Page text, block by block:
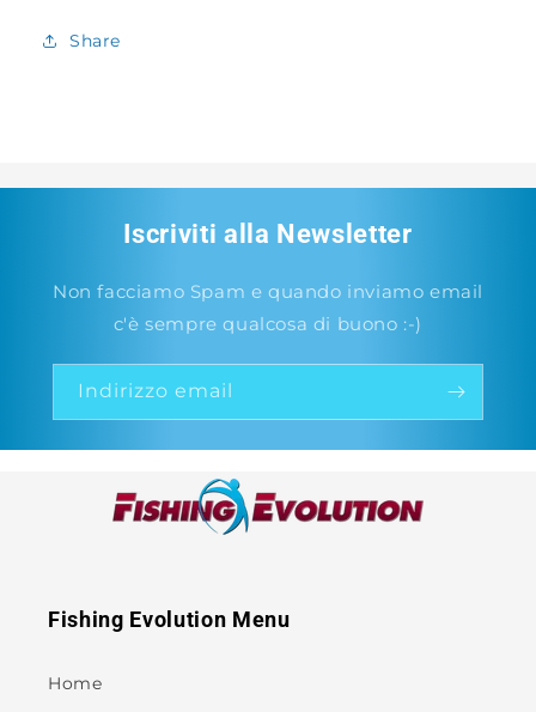
Share
Iscriviti alla Newsletter
Non facciamo Spam e quando inviamo email
c'è sempre qualcosa di buono :-)
Indirizzo email
Fishing Evolution Menu
Home